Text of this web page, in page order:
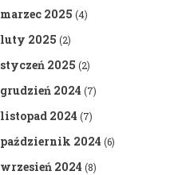
marzec 2025 (4)
luty 2025 (2)
styczeń 2025 (2)
grudzień 2024 (7)
listopad 2024 (7)
październik 2024 (6)
wrzesień 2024 (8)